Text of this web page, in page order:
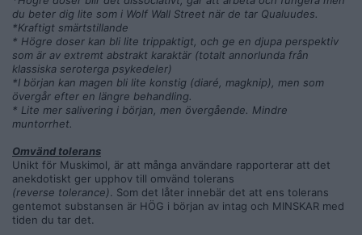
du beter dig lite som i Wolf Wall Street när de tar Qualuudes.
*Kraftigt smärtstillande
* Högre doser kan bli lite trippaktigt, och ge en djupa perspektiv
som är av extremt abstrakt karaktär (totalt annorlunda från
klassiska seroterga psykedeler)
*I början kan magen bli lite konstig (diaré, magknip), men som
övergår efter en längre behandling.
* Lite mer salivering i början, men övergående. Mindre
muntorrhet.
Omvänd tolerans
Unikt för Muskimol, är att många användare rapporterar att det
anekdotiskt ger upphov till omvänd tolerans
(reverse tolerance). Som det låter innebär det att ens tolerans
gentemot substansen är HÖG i början av intag och MINSKAR med
tiden du tar det.